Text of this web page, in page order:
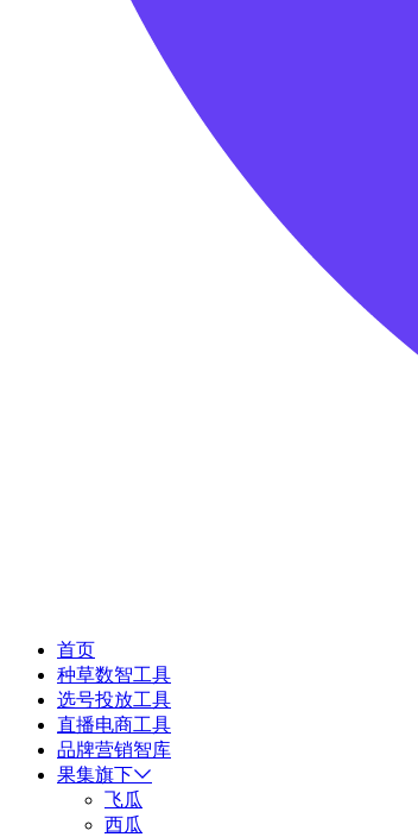
首页
种草数智工具
选号投放工具
直播电商工具
品牌营销智库
果集旗下
飞瓜
西瓜